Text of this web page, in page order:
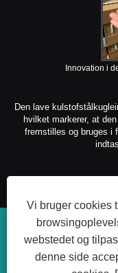
Innovation i
Den lave
hvilket markerer, at
fremstilles og bruges i
Copyright © 2025
Vi bruger cookies
webstedet og
denne side